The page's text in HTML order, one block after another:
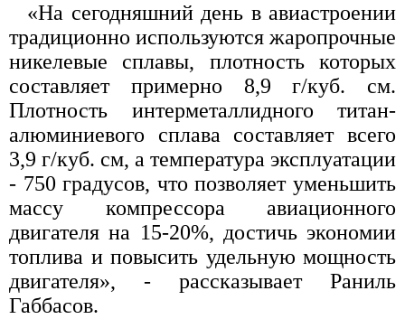
«На сегодняшний день в авиастроении
традиционно используются жаропрочные
никелевые сплавы, плотность которых
составляет примерно 8,9 г/куб. см.
Плотность интерметаллидного титан-
алюминиевого сплава составляет всего
3,9 г/куб. см, а температура эксплуатации
- 750 градусов, что позволяет уменьшить
массу компрессора авиационного
двигателя на 15-20%, достичь экономии
топлива и повысить удельную мощность
двигателя», - рассказывает Раниль
Габбасов.